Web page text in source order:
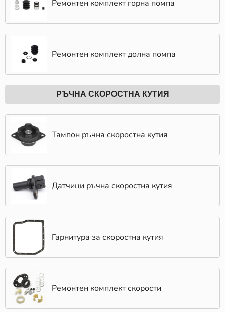
Ремонтен комплект горна помпа
Ремонтен комплект долна помпа
РЪЧНА СКОРОСТНА КУТИЯ
Тампон ръчна скоростна кутия
Датчици ръчна скоростна кутия
Гарнитура за скоростна кутия
Ремонтен комплект скорости